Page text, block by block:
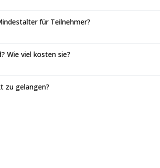
für Teilnehmer?
Wie viel kosten sie?
zu gelangen?